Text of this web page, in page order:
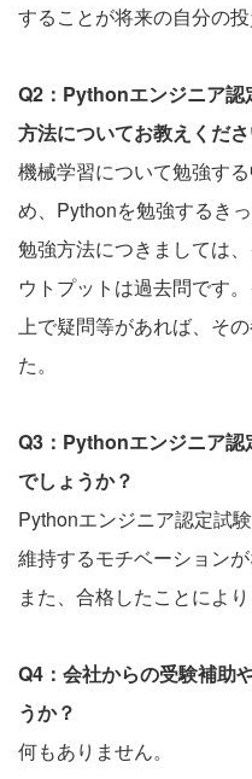
することが将来の自分の
Q2：Pythonエンジニア認
方法についてお教えくださ
機械学習について勉強す
め、Pythonを勉強するき
勉強方法につきましては
ウトプットは過去問です
上で疑問等があれば、そ
た。
Q3：Pythonエンジニア認
でしょうか？
Pythonエンジニア認定試
維持するモチベーションが
また、合格したことによ
Q4：会社からの受験補助
うか？
何もありません。